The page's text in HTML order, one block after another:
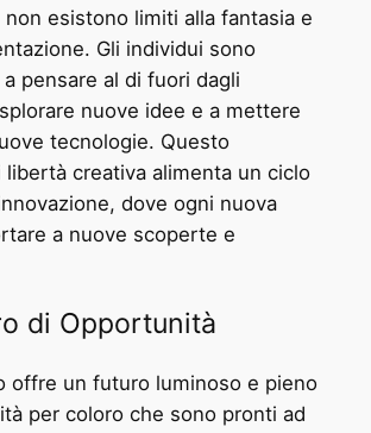
esistono limiti alla fantasia e
Gli individui sono
pensare al di fuori dagli
nuove idee e a mettere
tecnologie. Questo
libertà creativa alimenta un ciclo
dove ogni nuova
a nuove scoperte e
di Opportunità
offre un futuro luminoso e pieno
per coloro che sono pronti ad